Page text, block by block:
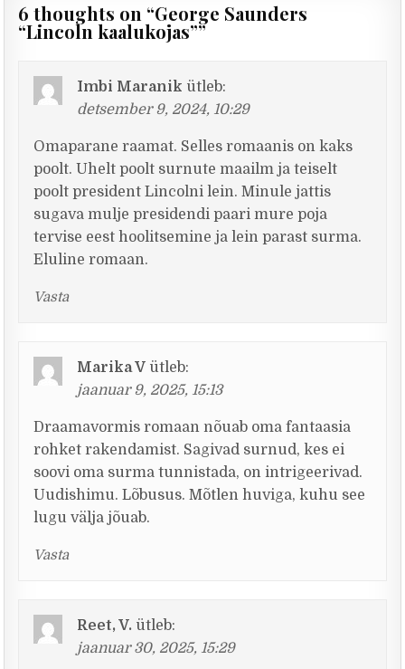
6 thoughts on “George Saunders
“Lincoln kaalukojas””
Imbi Maranik ütleb:
detsember 9, 2024, 10:29
Omaparane raamat. Selles romaanis on kaks
poolt. Uhelt poolt surnute maailm ja teiselt
poolt president Lincolni lein. Minule jattis
sugava mulje presidendi paari mure poja
tervise eest hoolitsemine ja lein parast surma.
Eluline romaan.
Vasta
Marika V ütleb:
jaanuar 9, 2025, 15:13
Draamavormis romaan nõuab oma fantaasia
rohket rakendamist. Sagivad surnud, kes ei
soovi oma surma tunnistada, on intrigeerivad.
Uudishimu. Lõbusus. Mõtlen huviga, kuhu see
lugu välja jõuab.
Vasta
Reet, V. ütleb:
jaanuar 30, 2025, 15:29